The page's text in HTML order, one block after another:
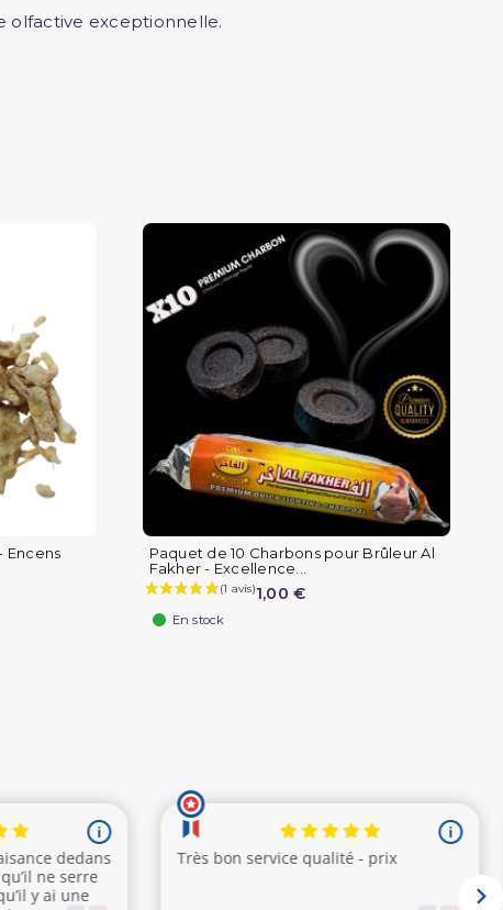
olfactive exceptionnelle.
Encens
Paquet de 10 Charbons pour Brûleur Al
Fakher - Excellence...
1,00 €
En stock